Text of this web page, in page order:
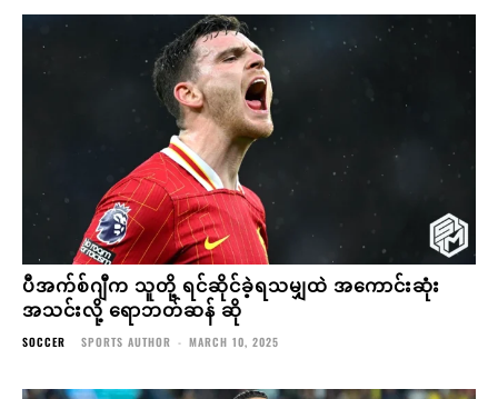
ပီအက်စ်ဂျီက သူတို့ ရင်ဆိုင်ခဲ့ရသမျှထဲ အကောင်းဆုံး
အသင်းလို့ ရောဘတ်ဆန် ဆို
SOCCER SPORTS AUTHOR - MARCH 10, 2025